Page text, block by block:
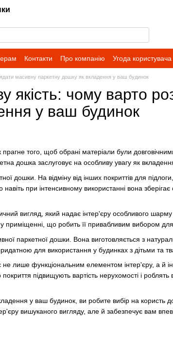
Контакти Про компанію Угода користувача
масивну паркетну дошку як вкладення у ваш будинок
якість: чому варто
у ваш будинок
того, щоб обрані матеріали були
дошка заслуговує на особливу увагу як вкладення
дошки. На відміну від інших покриттів для
при інтенсивному використанні вона зберігає
вигляд, який надає інтер'єру особливого шарму
що робить її привабливим вибором для
паркетної дошки. Вона виготовляється з
для використання у будинках з дітьми та
лише функціональним елементом інтер'єру, а й
покриття підвищують вартість нерухомості і
у ваш будинок, ви робите вибір на користь
вишуканого вигляду, але й забезпечує вам